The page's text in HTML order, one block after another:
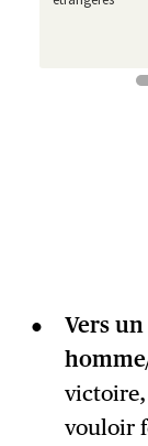
Vers
vouloir